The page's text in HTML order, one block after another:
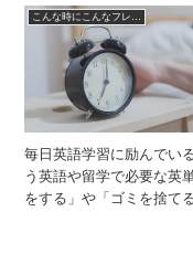
毎日英語学習に励んでい
う英語や留学で必要な英
をする」や「ゴミを捨て